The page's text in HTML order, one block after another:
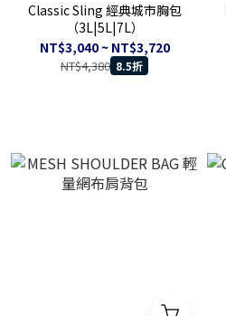
Classic Sling 經典城市胸包
（3L|5L|7L）
NT$3,040 ~ NT$3,720
NT$4,380 8.5折